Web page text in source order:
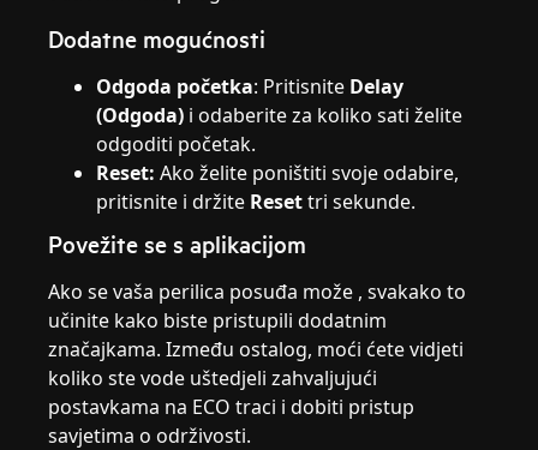
Dodatne mogućnosti
Odgoda početka: Pritisnite Delay
(Odgoda) i odaberite za koliko sati želite
odgoditi početak.
Reset: Ako želite poništiti svoje odabire,
pritisnite i držite Resettri sekunde.
Povežite se s aplikacijom
Ako se vaša perilica posuđa može , svakako to
učinite kako biste pristupili dodatnim
značajkama. Između ostalog, moći ćete vidjeti
koliko ste vode uštedjeli zahvaljujući
postavkama na ECO traci i dobiti pristup
savjetima o održivosti.